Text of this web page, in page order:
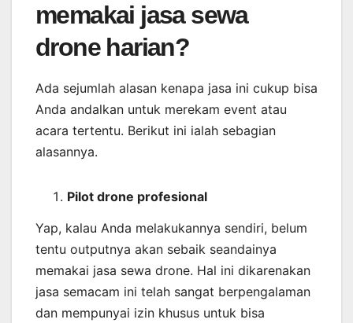
memakai jasa sewa
drone harian?
Ada sejumlah alasan kenapa jasa ini cukup bisa
Anda andalkan untuk merekam event atau
acara tertentu. Berikut ini ialah sebagian
alasannya.
Pilot drone profesional
Yap, kalau Anda melakukannya sendiri, belum
tentu outputnya akan sebaik seandainya
memakai jasa sewa drone. Hal ini dikarenakan
jasa semacam ini telah sangat berpengalaman
dan mempunyai izin khusus untuk bisa